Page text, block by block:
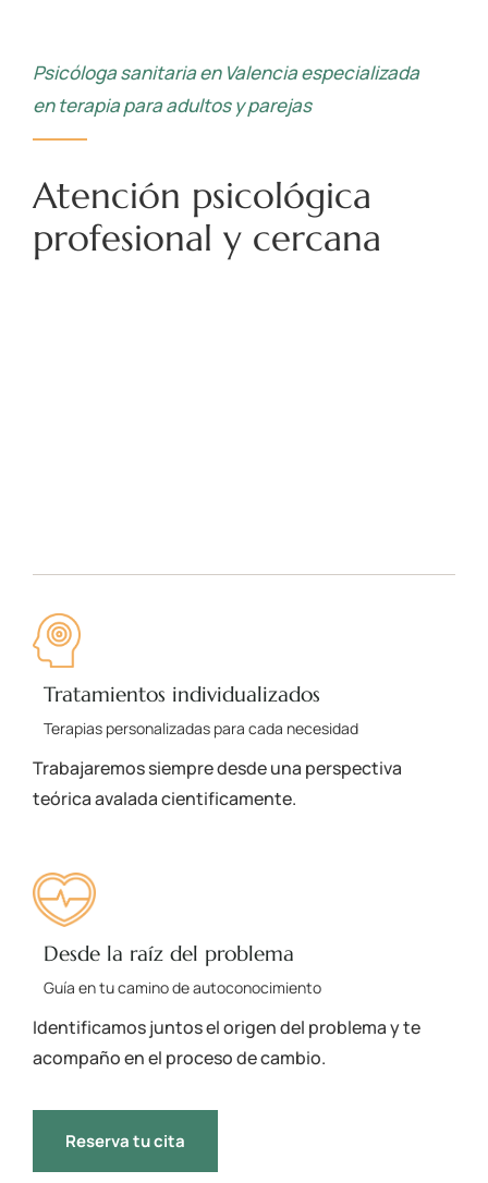
Psicóloga sanitaria en Valencia especializada
en terapia para adultos y parejas
Atención psicológica
profesional y cercana
Tratamientos individualizados
Terapias personalizadas para cada necesidad
Trabajaremos siempre desde una perspectiva
teórica avalada cientificamente.
Desde la raíz del problema
Guía en tu camino de autoconocimiento
Identificamos juntos el origen del problema y te
acompaño en el proceso de cambio.
Reserva tu cita